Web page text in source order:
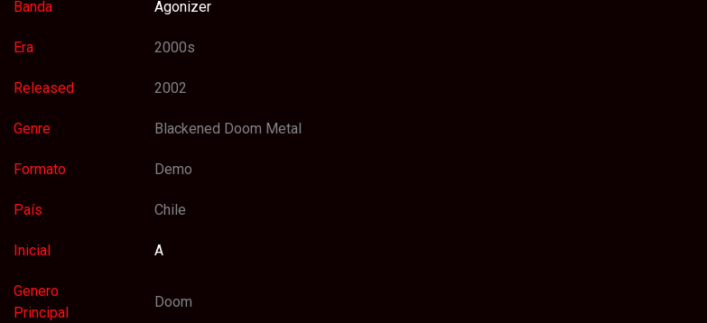
Banda Agonizer
Era 2000s
Released 2002
Genre Blackened Doom Metal
Formato Demo
País Chile
Inicial A
Genero
Principal
Doom